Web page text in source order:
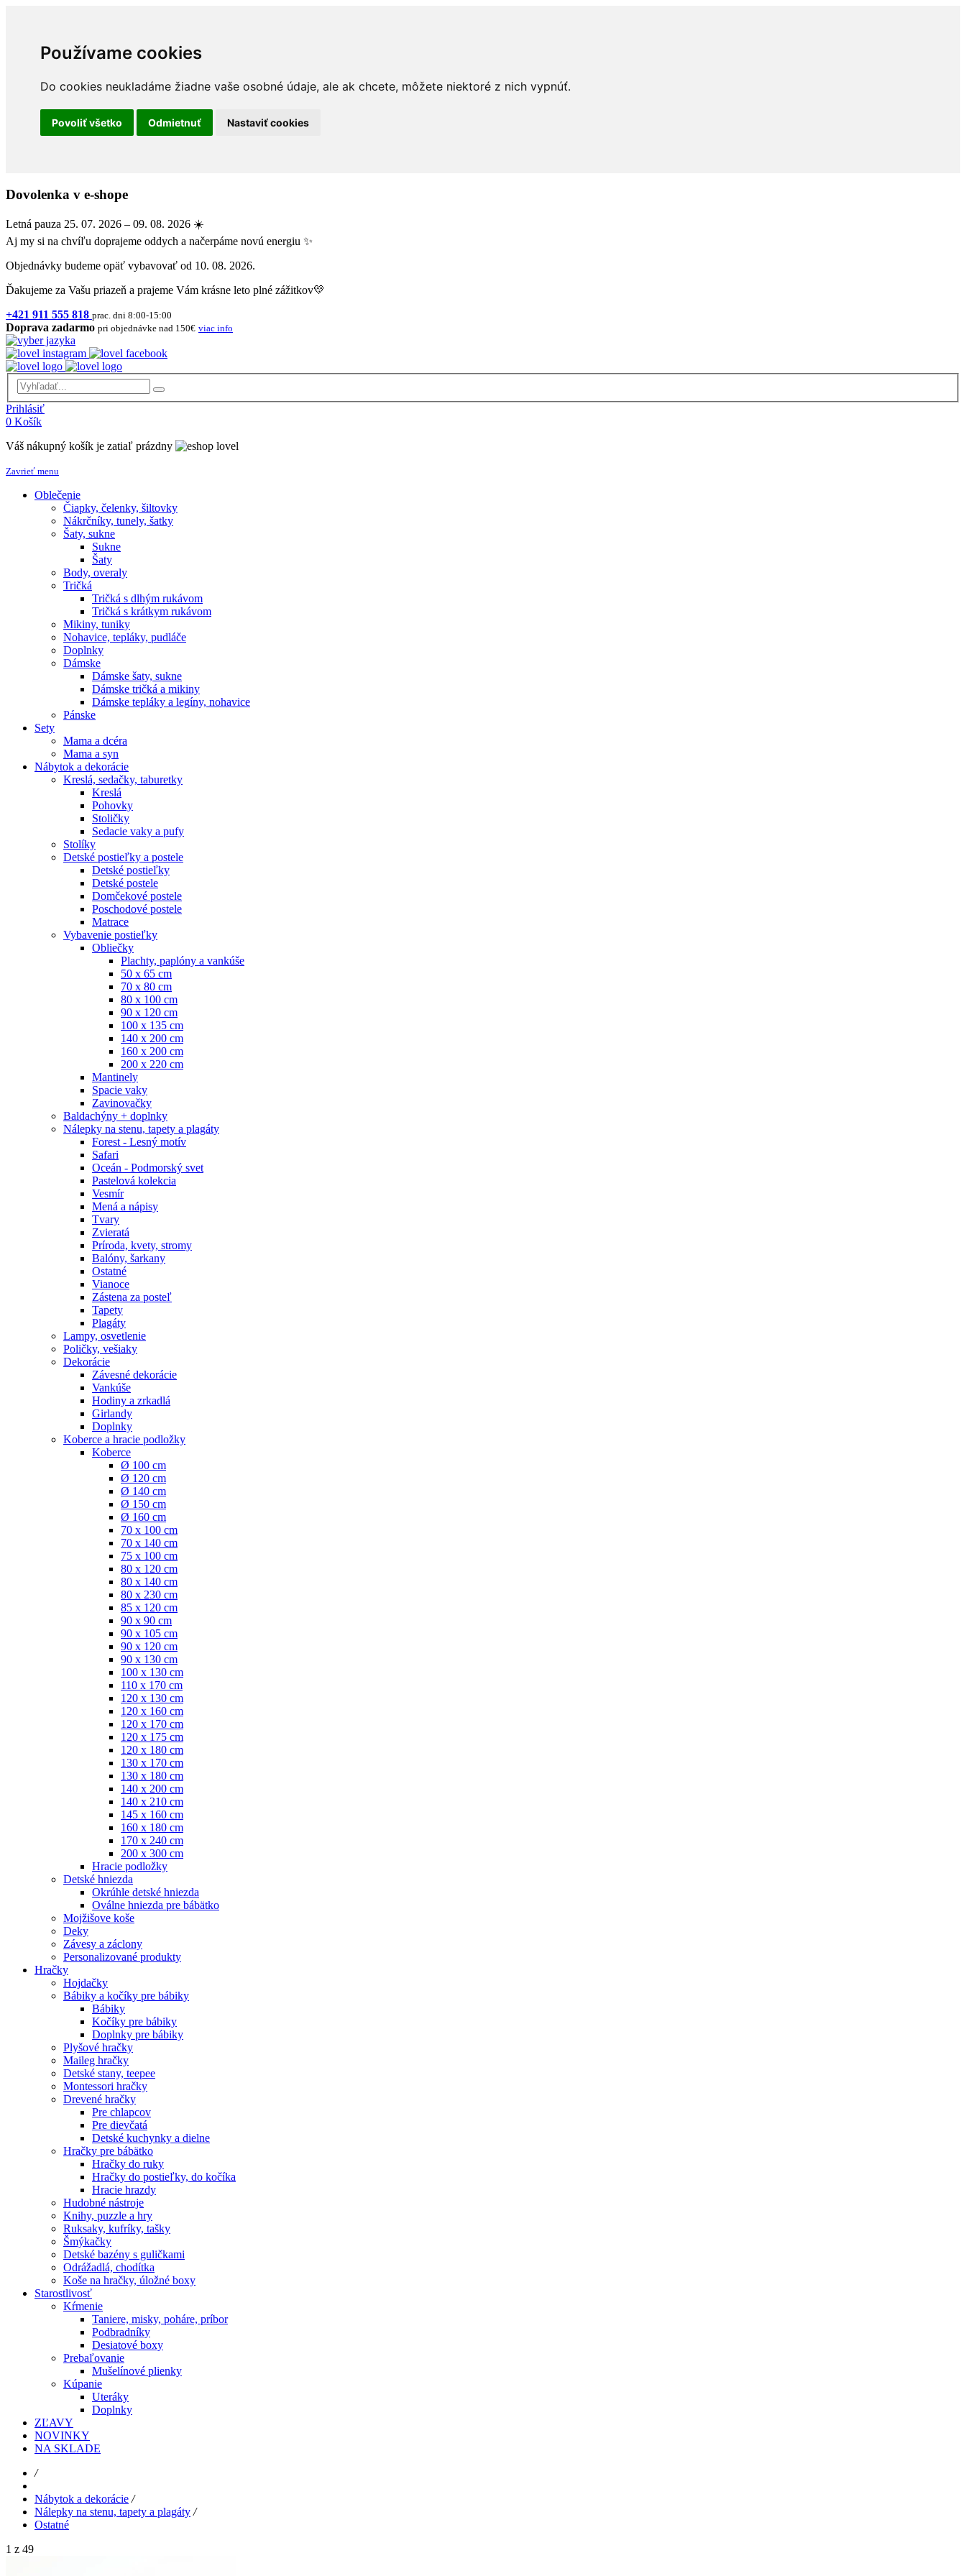
Používame cookies
Do cookies neukladáme žiadne vaše osobné údaje, ale ak chcete, môžete niektoré z nich vypnúť.
Povoliť všetko Odmietnuť Nastaviť cookies
Dovolenka v e-shope
Letná pauza 25. 07. 2026 – 09. 08. 2026 ☀️
Aj my si na chvíľu doprajeme oddych a načerpáme novú energiu ✨
Objednávky budeme opäť vybavovať od 10. 08. 2026.
Ďakujeme za Vašu priazeň a prajeme Vám krásne leto plné zážitkov💛
+421 911 555 818 prac. dni 8:00-15:00
Doprava zadarmo pri objednávke nad 150€ viac info
Prihlásiť
0 Košík
Váš nákupný košík je zatiaľ prázdny
Zavrieť menu
Oblečenie
Čiapky, čelenky, šiltovky
Nákrčníky, tunely, šatky
Šaty, sukne
Sukne
Šaty
Body, overaly
Tričká
Tričká s dlhým rukávom
Tričká s krátkym rukávom
Mikiny, tuniky
Nohavice, tepláky, pudláče
Doplnky
Dámske
Dámske šaty, sukne
Dámske tričká a mikiny
Dámske tepláky a legíny, nohavice
Pánske
Sety
Mama a dcéra
Mama a syn
Nábytok a dekorácie
Kreslá, sedačky, taburetky
Kreslá
Pohovky
Stoličky
Sedacie vaky a pufy
Stolíky
Detské postieľky a postele
Detské postieľky
Detské postele
Domčekové postele
Poschodové postele
Matrace
Vybavenie postieľky
Obliečky
Plachty, paplóny a vankúše
50 x 65 cm
70 x 80 cm
80 x 100 cm
90 x 120 cm
100 x 135 cm
140 x 200 cm
160 x 200 cm
200 x 220 cm
Mantinely
Spacie vaky
Zavinovačky
Baldachýny + doplnky
Nálepky na stenu, tapety a plagáty
Forest - Lesný motív
Safari
Oceán - Podmorský svet
Pastelová kolekcia
Vesmír
Mená a nápisy
Tvary
Zvieratá
Príroda, kvety, stromy
Balóny, šarkany
Ostatné
Vianoce
Zástena za posteľ
Tapety
Plagáty
Lampy, osvetlenie
Poličky, vešiaky
Dekorácie
Závesné dekorácie
Vankúše
Hodiny a zrkadlá
Girlandy
Doplnky
Koberce a hracie podložky
Koberce
Ø 100 cm
Ø 120 cm
Ø 140 cm
Ø 150 cm
Ø 160 cm
70 x 100 cm
70 x 140 cm
75 x 100 cm
80 x 120 cm
80 x 140 cm
80 x 230 cm
85 x 120 cm
90 x 90 cm
90 x 105 cm
90 x 120 cm
90 x 130 cm
100 x 130 cm
110 x 170 cm
120 x 130 cm
120 x 160 cm
120 x 170 cm
120 x 175 cm
120 x 180 cm
130 x 170 cm
130 x 180 cm
140 x 200 cm
140 x 210 cm
145 x 160 cm
160 x 180 cm
170 x 240 cm
200 x 300 cm
Hracie podložky
Detské hniezda
Okrúhle detské hniezda
Oválne hniezda pre bábätko
Mojžišove koše
Deky
Závesy a záclony
Personalizované produkty
Hračky
Hojdačky
Bábiky a kočíky pre bábiky
Bábiky
Kočíky pre bábiky
Doplnky pre bábiky
Plyšové hračky
Maileg hračky
Detské stany, teepee
Montessori hračky
Drevené hračky
Pre chlapcov
Pre dievčatá
Detské kuchynky a dielne
Hračky pre bábätko
Hračky do ruky
Hračky do postieľky, do kočíka
Hracie hrazdy
Hudobné nástroje
Knihy, puzzle a hry
Ruksaky, kufríky, tašky
Šmýkačky
Detské bazény s guličkami
Odrážadlá, chodítka
Koše na hračky, úložné boxy
Starostlivosť
Kŕmenie
Taniere, misky, poháre, príbor
Podbradníky
Desiatové boxy
Prebaľovanie
Mušelínové plienky
Kúpanie
Uteráky
Doplnky
ZĽAVY
NOVINKY
NA SKLADE
/
Nábytok a dekorácie /
Nálepky na stenu, tapety a plagáty /
Ostatné
1 z 49